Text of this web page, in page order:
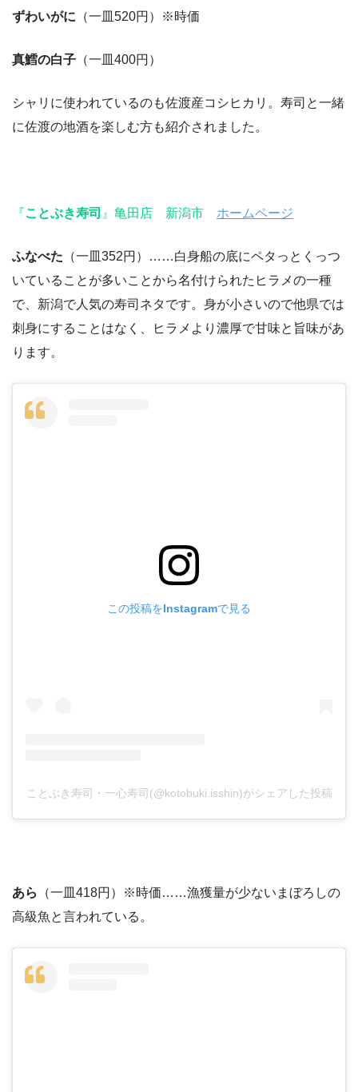
ずわいがに （一皿520円）※時価
真鱈の白子 （一皿400円）
シャリに使われているのも佐渡産コシヒカリ。寿司と一緒
に佐渡の地酒を楽しむ方も紹介されました。
『ことぶき寿司 』亀田店 新潟市 ホームページ
ふなべた （一皿352円）……白身船の底にペタっとくっつ
いていることが多いことから名付けられたヒラメの一種
で、新潟で人気の寿司ネタです。身が小さいので他県では
刺身にすることはなく、ヒラメより濃厚で甘味と旨味があ
ります。
この投稿をInstagramで見る
ことぶき寿司・一心寿司(@kotobuki.isshin)がシェアした投稿
あら
（一皿418円）※時価……漁獲量が少ないまぼろしの
高級魚と言われている。